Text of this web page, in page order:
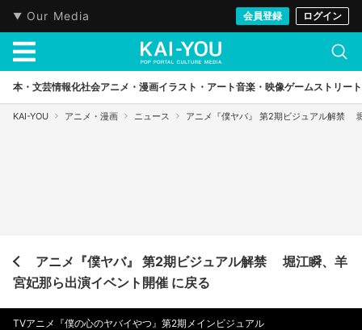
Our Media 会員登録 ログイン
本・文芸情報化社会アニメ・漫画イラスト・アート音楽・映像ゲームストリート
KAI-YOU アニメ・漫画 ニュース アニメ『僕ヤバ』 第2期ビジュアル解禁
アニメ『僕ヤバ』 第2期ビジュアル解禁 堀江瞬、羊
宮妃那ら出演イベント開催 に戻る
TVアニメ『僕の心のヤバイやつ』第2期メインビジュアル